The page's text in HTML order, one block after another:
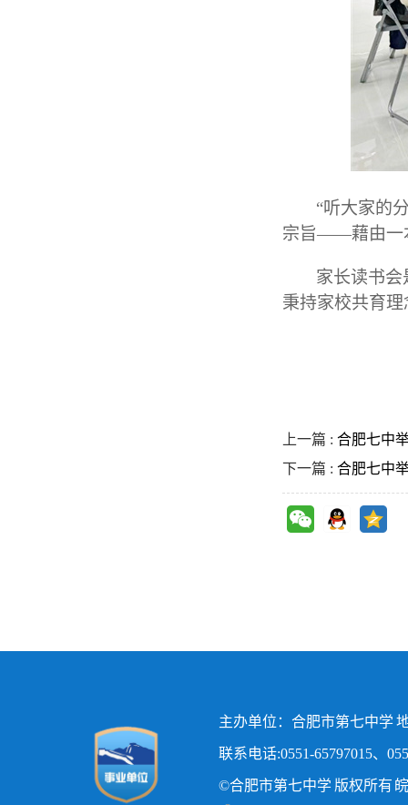
“听大家的
宗旨——藉由一
家长读书
秉持家校共育
上一篇 : 合肥七中
下一篇 : 合肥七中
主办单位：合肥市第七中学
联系电话:0551-65797015、
©合肥市第七中学 版权所有